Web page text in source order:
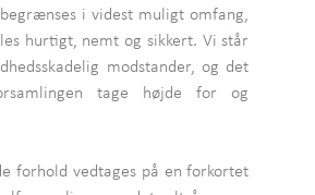
i videst muligt omfang,
hurtigt, nemt og sikkert. Vi står
modstander, og det
tage højde for og
forhold vedtages på en forkortet